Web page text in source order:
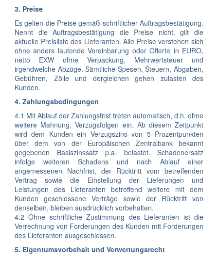
3. Preise
Es gelten die Preise gemäß schriftlicher Auftragsbestätigung.
Nennt die Auftragsbestätigung die Preise nicht, gilt die
aktuelle Preisliste des Lieferanten. Alle Preise verstehen sich
ohne anders lautende Vereinbarung oder Offerte in EURO,
netto EXW ohne Verpackung, Mehrwertsteuer und
irgendwelche Abzüge. Sämtliche Spesen, Steuern, Abgaben,
Gebühren, Zölle und dergleichen gehen zulasten des
Kunden.
4. Zahlungsbedingungen
4.1 Mit Ablauf der Zahlungsfrist treten automatisch, d.h. ohne
weitere Mahnung, Verzugsfolgen ein. Ab diesem Zeitpunkt
wird dem Kunden ein Verzugszins von 5 Prozentpunkten
über dem von der Europäischen Zentralbank bekannt
gegebenen Basiszinssatz p.a. belastet. Schadenersatz
infolge weiteren Schadens und nach Ablauf einer
angemessenen Nachfrist, der Rücktritt vom betreffenden
Vertrag sowie die Einstellung der Lieferungen und
Leistungen des Lieferanten betreffend weitere mit dem
Kunden geschlossene Verträge sowie der Rücktritt von
denselben, bleiben ausdrücklich vorbehalten.
4.2 Ohne schriftliche Zustimmung des Lieferanten ist die
Verrechnung von Forderungen des Kunden mit Forderungen
des Lieferanten ausgeschlossen.
5. Eigentumsvorbehalt und Verwertungsrecht